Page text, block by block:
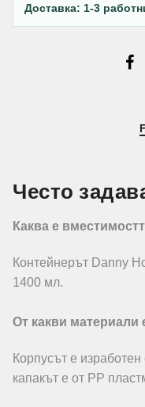
Доставка: 1-3
Често
Каква е
Контейнерът Danny
1400 мл.
От какви материали
Корпусът е
капакът е от PP